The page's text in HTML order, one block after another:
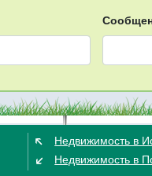
Недвижимость в
Недвижимость в